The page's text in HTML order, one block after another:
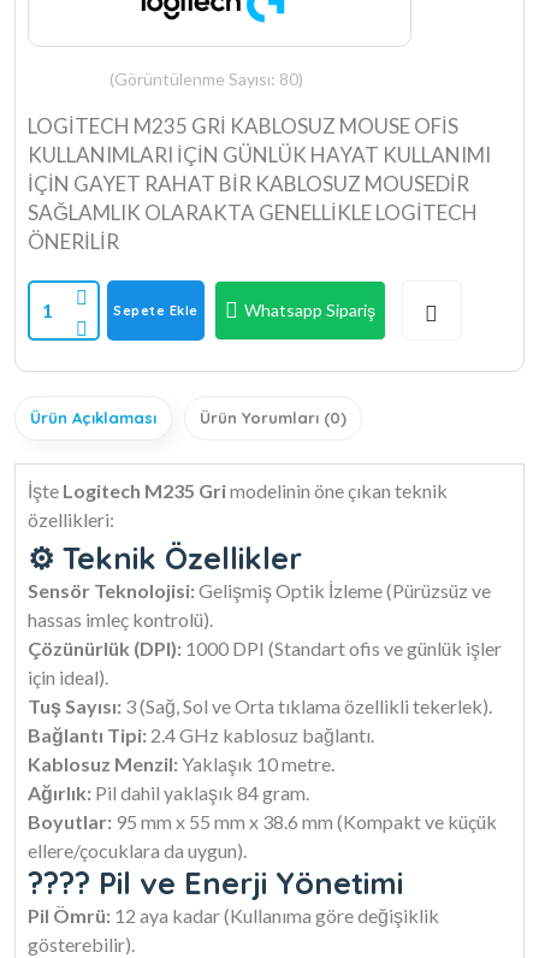
(Görüntülenme Sayısı: 80)
LOGİTECH M235 GRİ KABLOSUZ MOUSE OFİS
KULLANIMLARI İÇİN GÜNLÜK HAYAT KULLANIMI
İÇİN GAYET RAHAT BİR KABLOSUZ MOUSEDİR
SAĞLAMLIK OLARAKTA GENELLİKLE LOGİTECH
ÖNERİLİR
1 Sepete Ekle Whatsapp Sipariş
Ürün Açıklaması Ürün Yorumları (0)
İşte Logitech M235 Grimodelinin öne çıkan teknik
özellikleri:
⚙️ Teknik Özellikler
Sensör Teknolojisi:Gelişmiş Optik İzleme (Pürüzsüz ve
hassas imleç kontrolü).
Çözünürlük (DPI): 1000 DPI (Standart ofis ve günlük işler
için ideal).
Tuş Sayısı: 3 (Sağ, Sol ve Orta tıklama özellikli tekerlek).
Bağlantı Tipi: 2.4 GHz kablosuz bağlantı.
Kablosuz Menzil:Yaklaşık 10 metre.
Ağırlık: Pil dahil yaklaşık 84 gram.
Boyutlar: 95 mm x 55 mm x 38.6 mm (Kompakt ve küçük
ellere/çocuklara da uygun).
???? Pil ve Enerji Yönetimi
Pil Ömrü: 12 aya kadar (Kullanıma göre değişiklik
gösterebilir).